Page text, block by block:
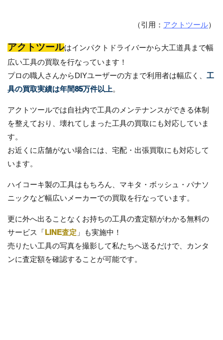
（引用： アクトツール）
アクトツールはインパクトドライバーから大工道具まで幅
広い工具の買取を行なっています！
プロの職人さんからDIYユーザーの方まで利用者は幅広く、 工
具の買取実績は年間85万件以上。
アクトツールでは自社内で工具のメンテナンスができる体制
を整えており、壊れてしまった工具の買取にも対応していま
す。
お近くに店舗がない場合には、宅配・出張買取にも対応して
います。
ハイコーキ製の工具はもちろん、マキタ・ボッシュ・パナソ
ニックなど幅広いメーカーでの買取を行なっています。
更に外へ出ることなくお持ちの工具の査定額がわかる無料の
サービス「LINE査定 」も実施中！
売りたい工具の写真を撮影して私たちへ送るだけで、カンタ
ンに査定額を確認することが可能です。